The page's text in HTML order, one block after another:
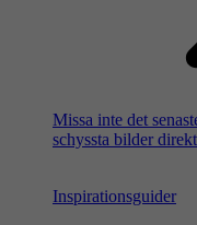
Missa inte det
schyssta bilder
Inspirationsguider